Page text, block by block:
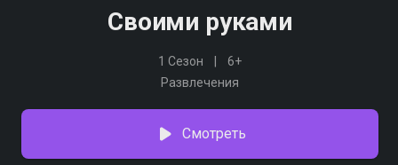
Своими руками
1 Сезон
6+
Развлечения
Смотреть